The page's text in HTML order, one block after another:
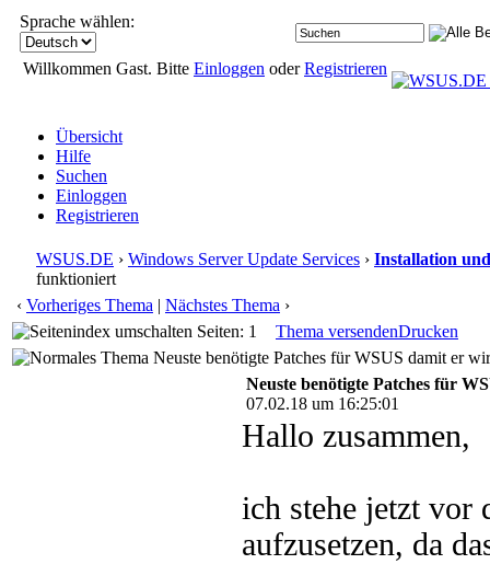
Sprache wählen:
Willkommen Gast. Bitte Einloggen oderRegistrieren
Übersicht
Hilfe
Suchen
Einloggen
Registrieren
WSUS.DE › Windows Server Update Services › Installation
funktioniert
‹ Vorheriges Thema | Nächstes Thema ›
Seiten: 1
Thema versendenDrucken
Neuste benötigte Patches für WSUS damit er
Neuste benötigte Patches für
07.02.18 um 16:25:01
Hallo zusammen,
ich stehe jetzt vor
aufzusetzen, da